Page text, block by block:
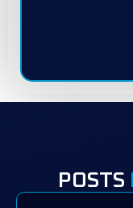
POSTS